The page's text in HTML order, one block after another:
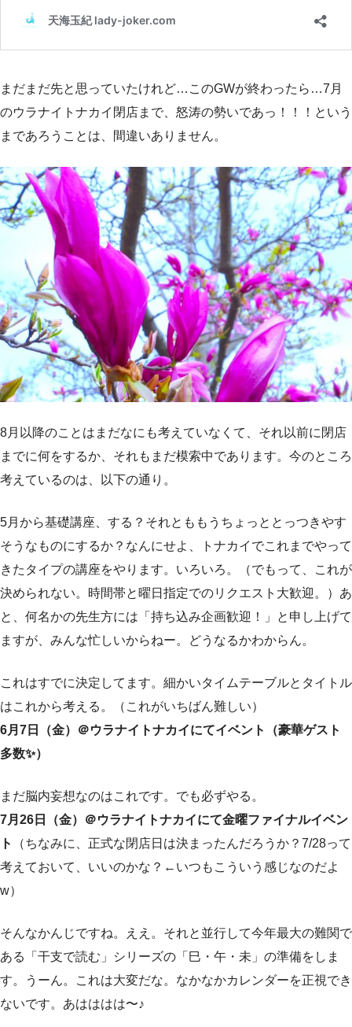
まだまだ先と思っていたけれど…このGWが終わったら…7月
のウラナイトナカイ閉店まで、怒涛の勢いであっ！！！という
まであろうことは、間違いありません。
8月以降のことはまだなにも考えていなくて、それ以前に閉店
までに何をするか、それもまだ模索中であります。今のところ
考えているのは、以下の通り。
5月から基礎講座、する？それとももうちょっととっつきやす
そうなものにするか？なんにせよ、トナカイでこれまでやって
きたタイプの講座をやります。いろいろ。（でもって、これが
決められない。時間帯と曜日指定でのリクエスト大歓迎。）あ
と、何名かの先生方には「持ち込み企画歓迎！」と申し上げて
ますが、みんな忙しいからねー。どうなるかわからん。
これはすでに決定してます。細かいタイムテーブルとタイトル
はこれから考える。（これがいちばん難しい）
6月7日（金）＠ウラナイトナカイにてイベント（豪華ゲスト
多数✨）
まだ脳内妄想なのはこれです。でも必ずやる。
7月26日（金）＠ウラナイトナカイにて金曜ファイナルイベン
ト
（ちなみに、正式な閉店日は決まったんだろうか？7/28って
考えておいて、いいのかな？←いつもこういう感じなのだよ
w）
そんなかんじですね。ええ。それと並行して今年最大の難関で
ある「干支で読む」シリーズの「巳・午・未」の準備をしま
す。うーん。これは大変だな。なかなかカレンダーを正視でき
ないです。あはははは〜♪